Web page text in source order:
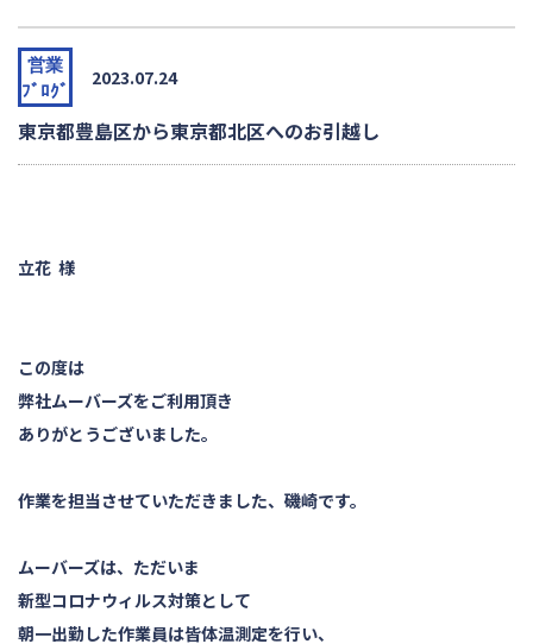
営業
ﾌﾞﾛｸﾞ
2023.07.24
東京都豊島区から東京都北区へのお引越し
立花 様
この度は
弊社ムーバーズをご利用頂き
ありがとうございました。
作業を担当させていただきました、磯崎です。
ムーバーズは、ただいま
新型コロナウィルス対策として
朝一出勤した作業員は皆体温測定を行い、